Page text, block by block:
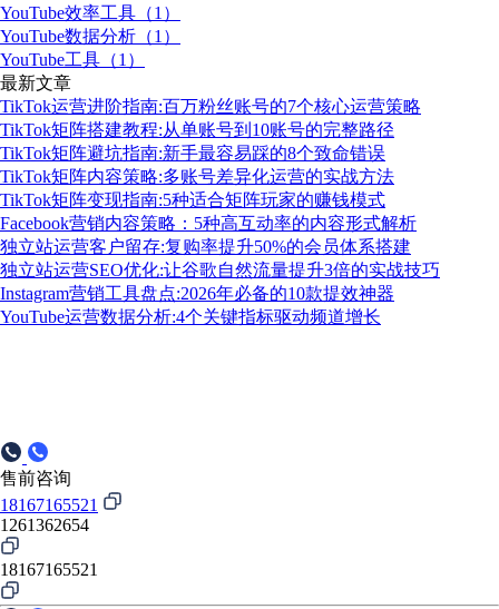
YouTube效率工具（1）
YouTube数据分析（1）
YouTube工具（1）
最新文章
TikTok运营进阶指南:百万粉丝账号的7个核心运营策略
TikTok矩阵搭建教程:从单账号到10账号的完整路径
TikTok矩阵避坑指南:新手最容易踩的8个致命错误
TikTok矩阵内容策略:多账号差异化运营的实战方法
TikTok矩阵变现指南:5种适合矩阵玩家的赚钱模式
Facebook营销内容策略：5种高互动率的内容形式解析
独立站运营客户留存:复购率提升50%的会员体系搭建
独立站运营SEO优化:让谷歌自然流量提升3倍的实战技巧
Instagram营销工具盘点:2026年必备的10款提效神器
YouTube运营数据分析:4个关键指标驱动频道增长
售前咨询
18167165521
1261362654
18167165521